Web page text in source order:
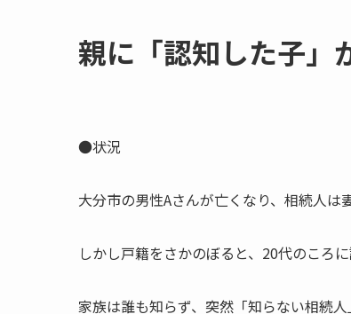
親に​「認知した子」
●状況
大分市の男性Aさんが亡くなり、相続人は
しかし戸籍をさかのぼると、20代のころ
家族は誰も知らず、突然「知らない相続人